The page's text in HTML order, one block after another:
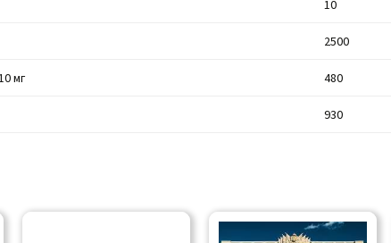
10
2500
мг 480
930